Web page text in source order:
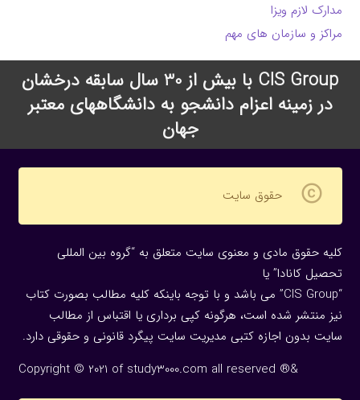
مدارک لازم ویزا
مراکز و سازمان های مهم
CIS Group با بیش از 30 سال سابقه درخشان
در زمینه اعزام دانشجو به دانشگاههای معتبر
جهان
copyright حقوق سایت
کلیه حقوق مادی و معنوی سایت متعلق به “گروه بین المللی
تحصیل کانادا” یا
“CIS Group” می باشد و با توجه باینکه کلیه مطالب بصورت کتاب
نیز منتشر شده است، هرگونه كپی برداری یا اقتباس از مطالب
سایت بدون اجازه كتبی مدیریت سایت پیگرد قانونی و حقوقی دارد.
Copyright © 2021 of study3000.com all reserved ®&